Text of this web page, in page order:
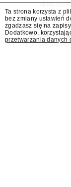
Mateusz
Polskiej,
Osterwy
Ta strona korzysta z
bez zmiany ustawień
zgadzasz się na
Dodatkowo,
przetwarzania danych